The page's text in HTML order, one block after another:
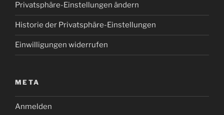
Privatsphäre-Einstellungen ändern
Historie der Privatsphäre-Einstellungen
Einwilligungen widerrufen
META
Anmelden